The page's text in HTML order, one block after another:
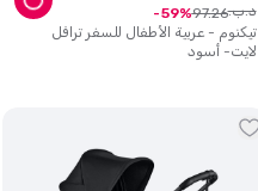
تيكنوم - عربية الأطفال للسفر ترافل
لايت- أسود
د.ب. 97.26
59